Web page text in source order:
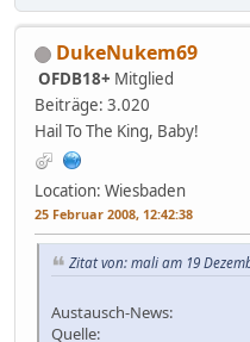
DukeNukem69
OFDB18+ Mitglied
Beiträge: 3.020
Hail To The King, Baby!
Location: Wiesbaden
25 Februar 2008, 12:42:38
Zitat von: mali am 19
Austausch-News:
Quelle: